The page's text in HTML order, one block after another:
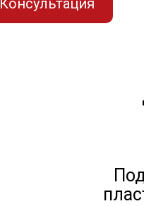
Консультация